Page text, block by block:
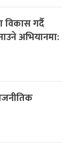
विकास गर्दै
अभियानमा: